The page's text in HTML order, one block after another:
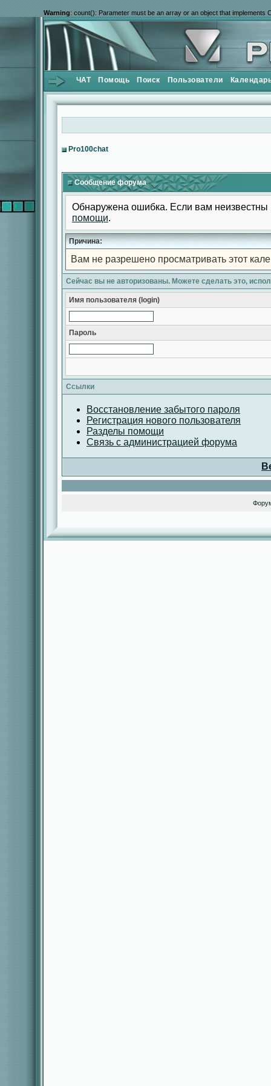
Warning: count(): Parameter must be an array or an object that implements
ЧАТ Помощь Поиск Пользователи
Pro100chat
Сообщение форума
Обнаружена ошибка. Если вам
помощи.
Причина:
Вам не разрешено просматривать этот
Сейчас вы не авторизованы. Можете сделать это,
Имя пользователя (login)
Пароль
Ссылки
Восстановление забытого пароля
Регистрация нового пользователя
Разделы помощи
Связь с администрацией форума